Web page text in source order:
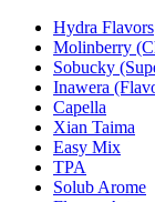
Hydra Flavors
Molinberry
Sobucky
Inawera
Capella
Xian Taima
Easy Mix
TPA
Solub Arome